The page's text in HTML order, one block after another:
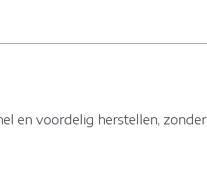
en voordelig herstellen, zonder